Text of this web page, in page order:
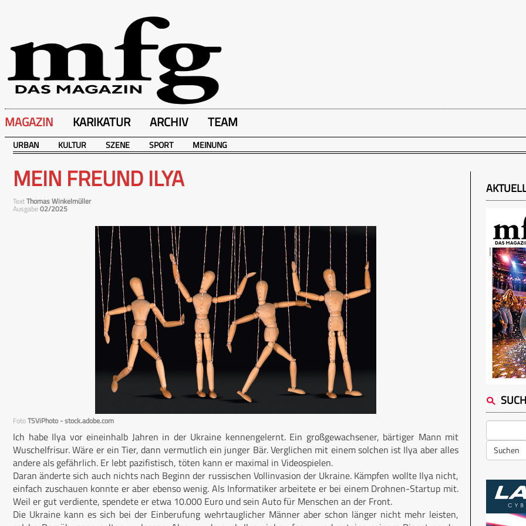
MAGAZIN KARIKATUR ARCHIV TEAM
URBAN KULTUR SZENE SPORT MEINUNG
MEIN FREUND ILYA
TextThomas Winkelmüller
Ausgabe02/2025
FotoTSViPhoto - stock.adobe.com
Ich habe Ilya vor eineinhalb Jahren in der Ukraine kennengelernt. Ein großgewachsener, bärtiger Mann mit
Wuschelfrisur. Wäre er ein Tier, dann vermutlich ein junger Bär. Verglichen mit einem solchen ist Ilya aber alles
andere als gefährlich. Er lebt pazifistisch, töten kann er maximal in Videospielen.
Daran änderte sich auch nichts nach Beginn der russischen Vollinvasion der Ukraine. Kämpfen wollte Ilya nicht,
einfach zuschauen konnte er aber ebenso wenig. Als Informatiker arbeitete er bei einem Drohnen-Startup mit.
Weil er gut verdiente, spendete er etwa 10.000 Euro und sein Auto für Menschen an der Front.
Die Ukraine kann es sich bei der Einberufung wehrtauglicher Männer aber schon länger nicht mehr leisten,
Suchen